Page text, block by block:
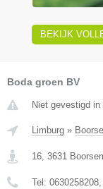
BEKIJK
Boda groen BV
Niet gevestigd
Limburg »
16, 3631
Tel: 0630258208